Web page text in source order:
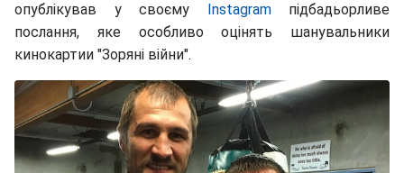
опублікував у своєму Instagramпідбадьорливе
послання, яке особливо оцінять шанувальники
кинокартии "Зоряні війни".